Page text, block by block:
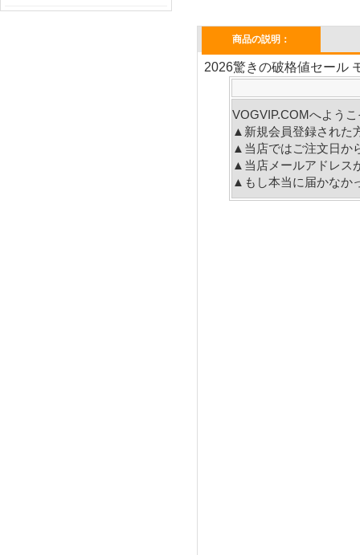
商品の説明：
2026驚きの破格値セール
VOGVIP.COMへよう
▲新規会員登録された
▲当店ではご注文日か
▲当店メールアドレス
▲もし本当に届かなか